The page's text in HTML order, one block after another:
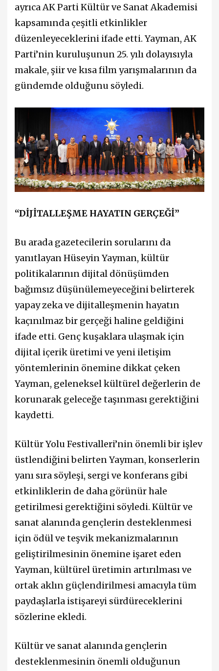
ayrıca AK Parti Kültür ve Sanat Akademisi
kapsamında çeşitli etkinlikler
düzenleyeceklerini ifade etti. Yayman, AK
Parti’nin kuruluşunun 25. yılı dolayısıyla
makale, şiir ve kısa film yarışmalarının da
gündemde olduğunu söyledi.
“DİJİTALLEŞME HAYATIN GERÇEĞİ”
Bu arada gazetecilerin sorularını da
yanıtlayan Hüseyin Yayman, kültür
politikalarının dijital dönüşümden
bağımsız düşünülemeyeceğini belirterek
yapay zeka ve dijitalleşmenin hayatın
kaçınılmaz bir gerçeği haline geldiğini
ifade etti. Genç kuşaklara ulaşmak için
dijital içerik üretimi ve yeni iletişim
yöntemlerinin önemine dikkat çeken
Yayman, geleneksel kültürel değerlerin de
korunarak geleceğe taşınması gerektiğini
kaydetti.
Kültür Yolu Festivalleri’nin önemli bir işlev
üstlendiğini belirten Yayman, konserlerin
yanı sıra söyleşi, sergi ve konferans gibi
etkinliklerin de daha görünür hale
getirilmesi gerektiğini söyledi. Kültür ve
sanat alanında gençlerin desteklenmesi
için ödül ve teşvik mekanizmalarının
geliştirilmesinin önemine işaret eden
Yayman, kültürel üretimin artırılması ve
ortak aklın güçlendirilmesi amacıyla tüm
paydaşlarla istişareyi sürdüreceklerini
sözlerine ekledi.
Kültür ve sanat alanında gençlerin
desteklenmesinin önemli olduğunun